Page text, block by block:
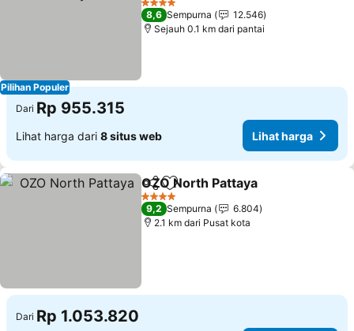
Pilihan Populer
Lihat harga
4 Bintang
8,6 Sempurna
12.546
Sejauh 0.1 km dari pantai
Dari Rp 955.315
Lihat harga dari 8 situs web Lihat harga
BagikanTambahkan ke favorit
OZO North Pattaya
4 Bintang
9,2 Sempurna
6.804
2.1 km dari Pusat kota
Dari Rp 1.053.820